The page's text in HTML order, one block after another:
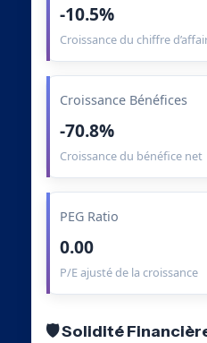
-10.5%
Croissance du chiffre
Croissance Bénéfices
-70.8%
Croissance du bénéfice net
PEG Ratio
0.00
P/E ajusté de la croissance
🛡️ Solidité